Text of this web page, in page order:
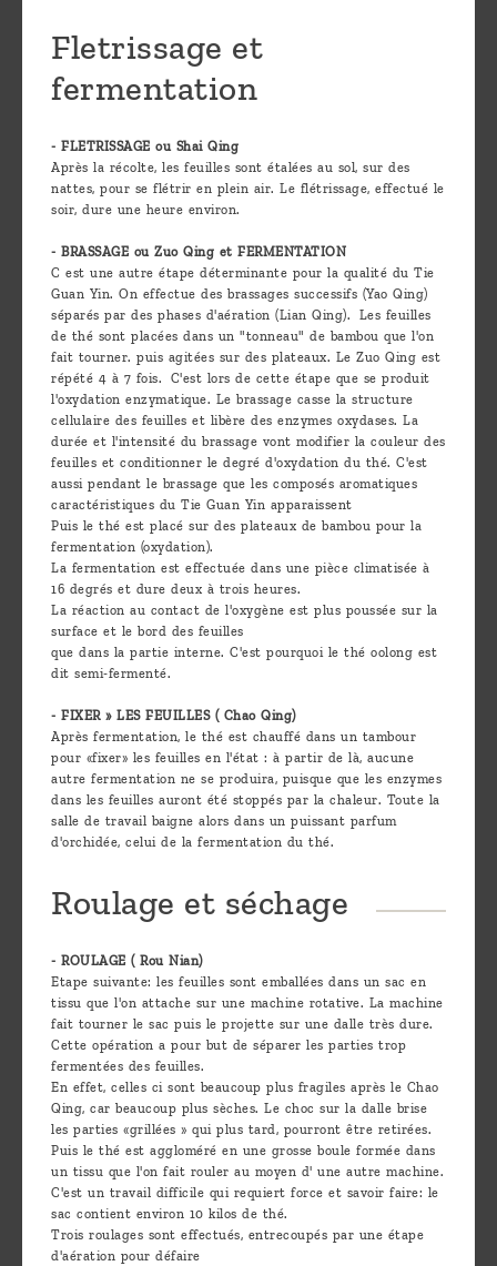
Fletrissage et
fermentation
- FLETRISSAGE ou Shai Qing
Après la récolte, les feuilles sont étalées au sol, sur des
nattes, pour se flétrir en plein air. Le flétrissage, effectué le
soir, dure une heure environ.
- BRASSAGE ou Zuo Qing et FERMENTATION
C est une autre étape déterminante pour la qualité du Tie
Guan Yin. On effectue des brassages successifs (Yao Qing)
séparés par des phases d'aération (Lian Qing). Les feuilles
de thé sont placées dans un "tonneau" de bambou que l'on
fait tourner. puis agitées sur des plateaux. Le Zuo Qing est
répété 4 à 7 fois. C'est lors de cette étape que se produit
l'oxydation enzymatique. Le brassage casse la structure
cellulaire des feuilles et libère des enzymes oxydases. La
durée et l'intensité du brassage vont modifier la couleur des
feuilles et conditionner le degré d'oxydation du thé. C'est
aussi pendant le brassage que les composés aromatiques
caractéristiques du Tie Guan Yin apparaissent
Puis le thé est placé sur des plateaux de bambou pour la
fermentation (oxydation).
La fermentation est effectuée dans une pièce climatisée à
16 degrés et dure deux à trois heures.
La réaction au contact de l'oxygène est plus poussée sur la
surface et le bord des feuilles
que dans la partie interne. C'est pourquoi le thé oolong est
dit semi-fermenté.
- FIXER » LES FEUILLES ( Chao Qing)
Après fermentation, le thé est chauffé dans un tambour
pour «fixer» les feuilles en l'état : à partir de là, aucune
autre fermentation ne se produira, puisque que les enzymes
dans les feuilles auront été stoppés par la chaleur. Toute la
salle de travail baigne alors dans un puissant parfum
d'orchidée, celui de la fermentation du thé.
Roulage et séchage
- ROULAGE ( Rou Nian)
Etape suivante: les feuilles sont emballées dans un sac en
tissu que l'on attache sur une machine rotative. La machine
fait tourner le sac puis le projette sur une dalle très dure.
Cette opération a pour but de séparer les parties trop
fermentées des feuilles.
En effet, celles ci sont beaucoup plus fragiles après le Chao
Qing, car beaucoup plus sèches. Le choc sur la dalle brise
les parties «grillées » qui plus tard, pourront être retirées.
Puis le thé est aggloméré en une grosse boule formée dans
un tissu que l'on fait rouler au moyen d' une autre machine.
C'est un travail difficile qui requiert force et savoir faire: le
sac contient environ 10 kilos de thé.
Trois roulages sont effectués, entrecoupés par une étape
d'aération pour défaire